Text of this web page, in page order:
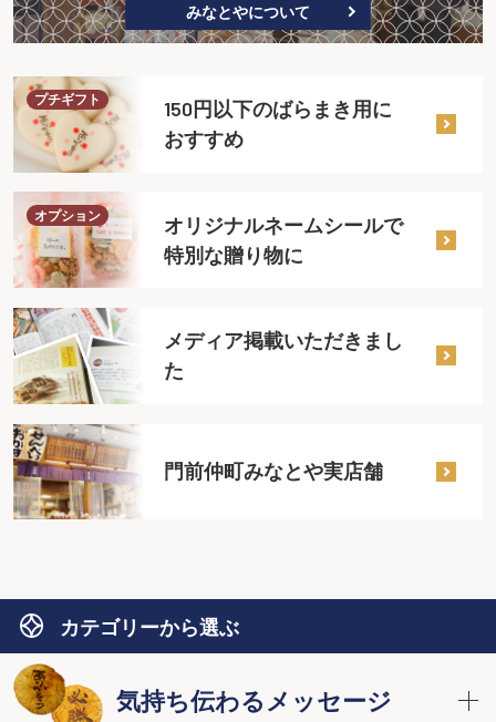
みなとやについて
プチギフト
150円以下のばらまき用に
おすすめ
オプション
オリジナルネームシールで
特別な贈り物に
メディア掲載いただきまし
た
門前仲町みなとや実店舗
カテゴリーから選ぶ
気持ち伝わるメッセージ